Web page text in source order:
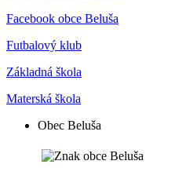
Facebook obce Beluša
Futbalový klub
Základná škola
Materská škola
Obec Beluša